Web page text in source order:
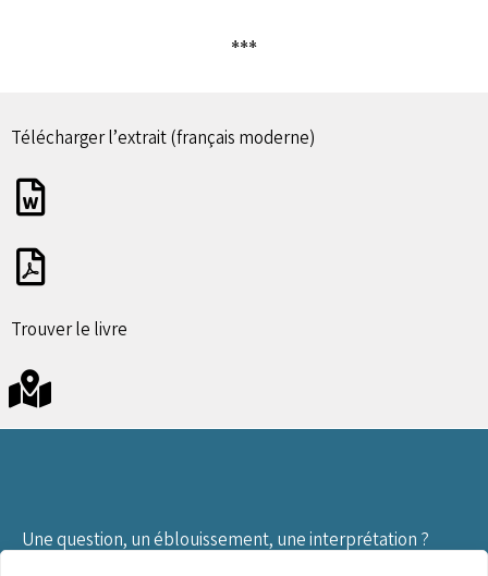
***
Télécharger l’extrait (français moderne)
Trouver le livre
Une question, un éblouissement, une interprétation ?